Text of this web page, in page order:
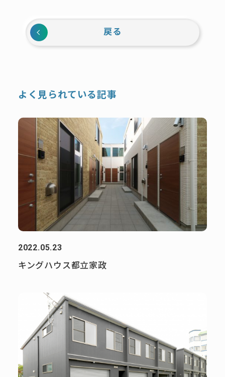
戻る
よく見られている記事
2022.05.23
キングハウス都立家政